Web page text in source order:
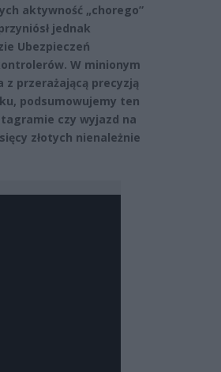
aktywność „chorego”
jednak
Ubezpieczeń
W minionym
przerażającą precyzją
podsumowujemy ten
czy wyjazd na
złotych nienależnie